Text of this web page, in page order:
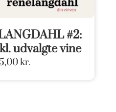
#2:
udvalgte vine
kr.